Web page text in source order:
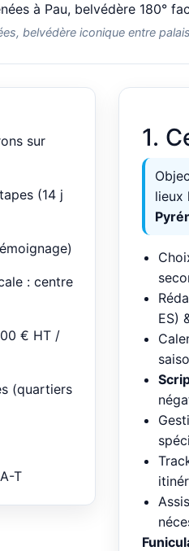
belvédère iconique entre
sur
(14 j
: centre
€ HT /
(quartiers
T
1.
lieux
ES)